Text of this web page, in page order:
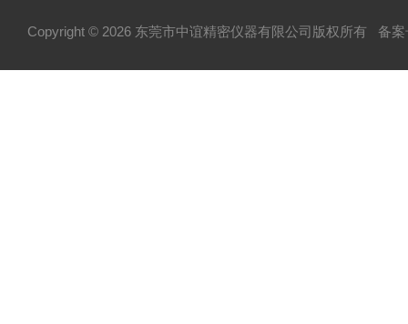
Copyright © 2026 东莞市中谊精密仪器有限公司版权所有 备案